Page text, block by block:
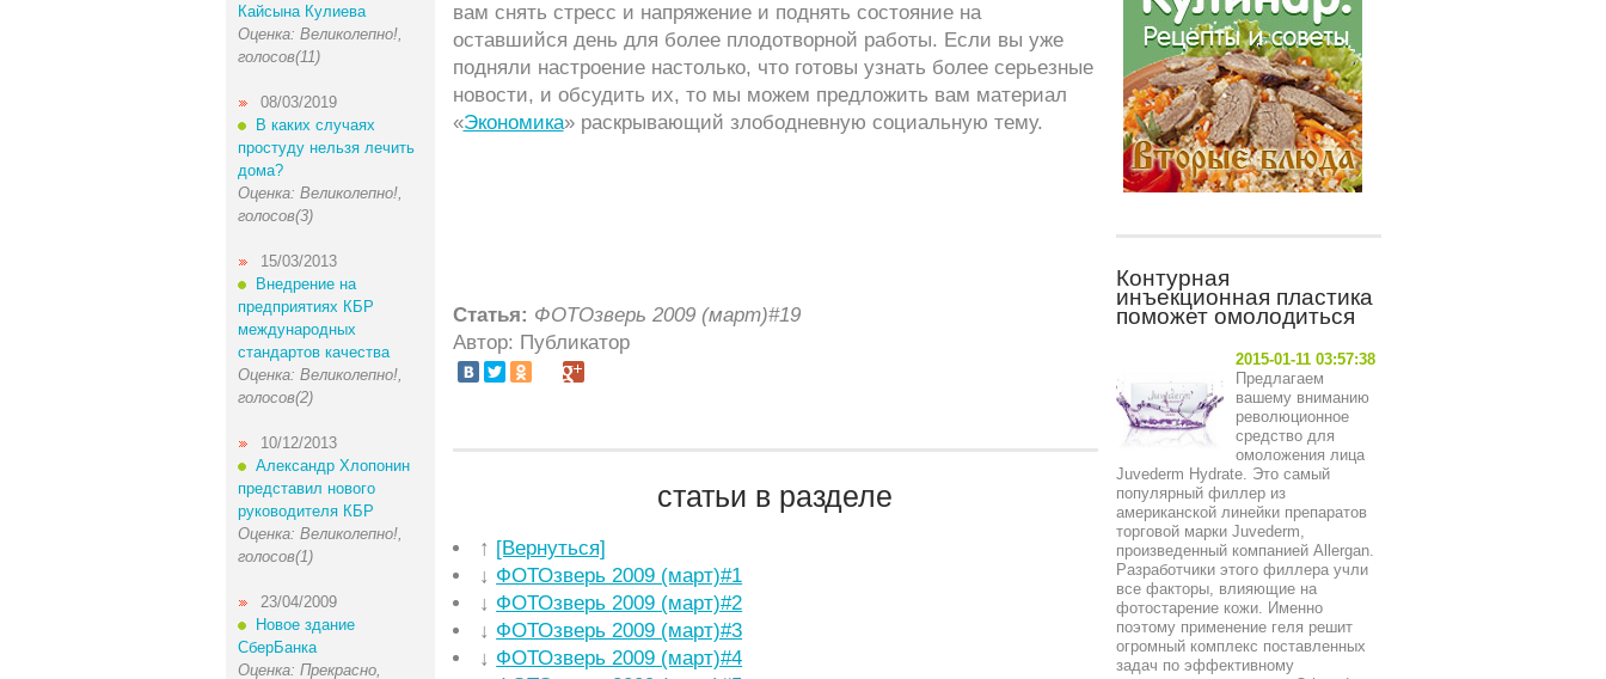
Кайсына Кулиева
Оценка: Великолепно!,
голосов(11)
08/03/2019
В каких случаях
простуду нельзя лечить
дома?
Оценка: Великолепно!,
голосов(3)
15/03/2013
Внедрение на
предприятиях КБР
международных
стандартов качества
Оценка: Великолепно!,
голосов(2)
10/12/2013
Александр Хлопонин
представил нового
руководителя КБР
Оценка: Великолепно!,
голосов(1)
23/04/2009
Новое здание
СберБанка
Оценка: Прекрасно,
вам снять стресс и напряжение и поднять состояние на
оставшийся день для более плодотворной работы. Если вы уже
подняли настроение настолько, что готовы узнать более серьезные
новости, и обсудить их, то мы можем предложить вам материал
«Экономика» раскрывающий злободневную социальную тему.
Статья: ФОТОзверь 2009 (март)#19
Автор: Публикатор
статьи в разделе
↑ [Вернуться]
↓ ФОТОзверь 2009 (март)#1
↓ ФОТОзверь 2009 (март)#2
↓ ФОТОзверь 2009 (март)#3
↓ ФОТОзверь 2009 (март)#4
Контурная
инъекционная пластика
поможет омолодиться
2015-01-11 03:57:38
Предлагаем
вашему вниманию
революционное
средство для
омоложения лица
Juvederm Hydrate. Это самый
популярный филлер из
американской линейки препаратов
торговой марки Juvederm,
произведенный компанией Allergan.
Разработчики этого филлера учли
все факторы, влияющие на
фотостарение кожи. Именно
поэтому применение геля решит
огромный комплекс поставленных
задач по эффективному